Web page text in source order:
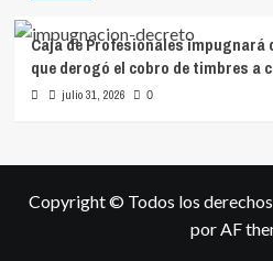
Caja de Profesionales impugnará
que derogó el cobro de timbres a
julio 31, 2026 0
Copyright © Todos los
por AF